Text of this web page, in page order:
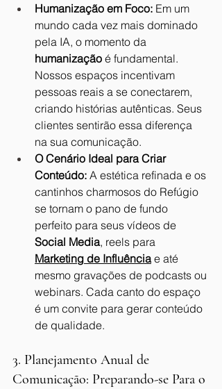
Humanização em Foco: Em um
mundo cada vez mais dominado
pela IA, o momento da
humanização é fundamental.
Nossos espaços incentivam
pessoas reais a se conectarem,
criando histórias autênticas. Seus
clientes sentirão essa diferença
na sua comunicação.
O Cenário Ideal para Criar
Conteúdo: A estética refinada e os
cantinhos charmosos do Refúgio
se tornam o pano de fundo
perfeito para seus vídeos de
Social Media, reels para
Marketing de Influência e até
mesmo gravações de podcasts ou
webinars. Cada canto do espaço
é um convite para gerar conteúdo
de qualidade.
3. Planejamento Anual de
Comunicação: Preparando-se Para o